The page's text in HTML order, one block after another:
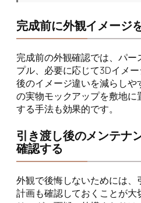
完成前に外観イメージ
完成前の外観確認では、パ
プル、必要に応じて3Dイメ
後のイメージ違いを減らし
の実物モックアップを敷地
する手法も効果的です。
引き渡し後のメンテナ
確認する
外観で後悔しないためには
計画も確認しておくことが